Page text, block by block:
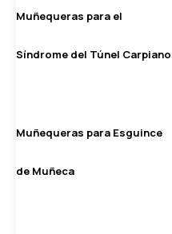
Muñequeras para el
Síndrome del Túnel Carpiano
Muñequeras para Esguince
de Muñeca